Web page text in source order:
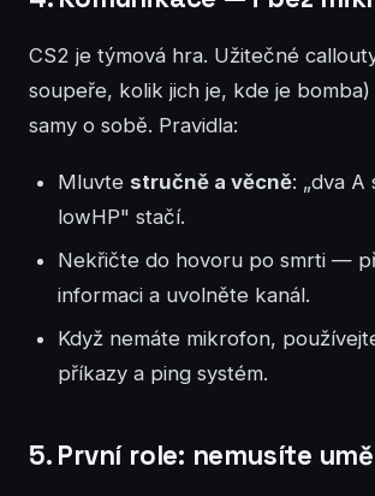
CS2 je týmová hra. Užitečné
soupeře, kolik jich je, kde je
samy o sobě. Pravidla:
Mluvte stručně a věcně: „dva
lowHP" stačí.
Nekřičte do hovoru po smrti —
informaci a uvolněte kanál.
Když nemáte mikrofon,
příkazy a ping systém.
5. První role: nemusíte